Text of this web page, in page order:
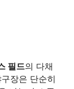
필드의 다채
장은 단순히